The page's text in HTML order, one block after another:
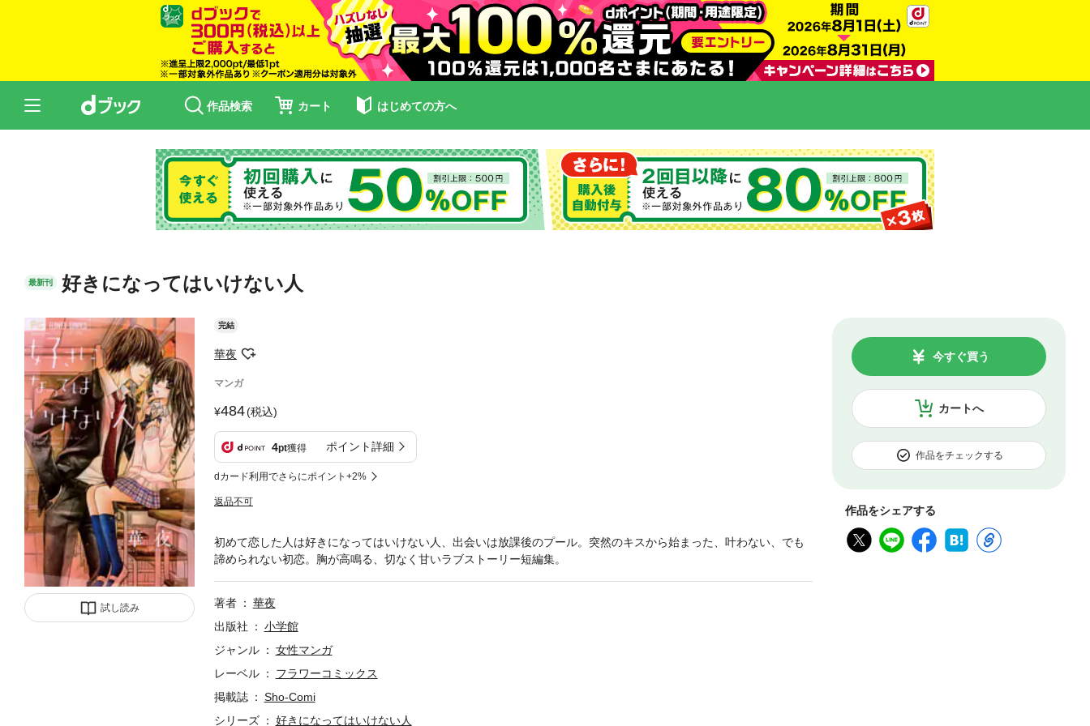
作品検索 カート はじめての方へ
最新刊 好きになってはいけない人
試し読み
完結
華夜
マンガ
484(税込)
4pt獲得 ポイント詳細
dカード利用でさらにポイント+2%
返品不可
カートへ
今すぐ買う
作品をチェックする
作品をシェアする
初めて恋した人は好きになってはいけない人、出会いは放課後のプール。突然のキスから始まった、叶わない、でも
諦められない初恋。胸が高鳴る、切なく甘いラブストーリー短編集。
著者
華夜
出版社
小学館
ジャンル
女性マンガ
レーベル
フラワーコミックス
掲載誌
Sho-Comi
シリーズ
好きになってはいけない人